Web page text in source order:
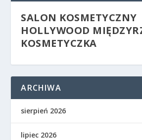
SALON KOSMETYCZNY
HOLLYWOOD
KOSMETYCZKA
ARCHIWA
sierpień 2026
lipiec 2026